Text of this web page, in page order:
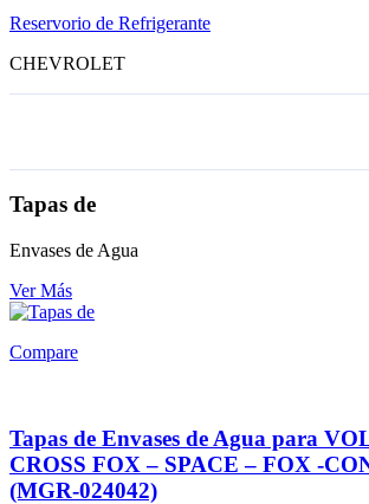
Reservorio de Refrigerante
CHEVROLET
Tapas de
Envases de Agua
Ver Más
Compare
Tapas de Envases de Agua para
CROSS FOX – SPACE – FOX -
(MGR-024042)